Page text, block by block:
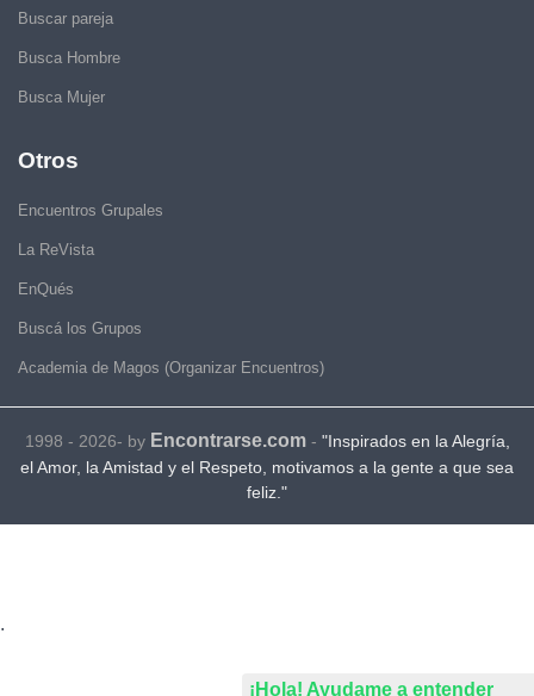
¡Hola! Ayudame a entender
Buscar pareja
Busca Hombre
Busca Mujer
Otros
Encuentros Grupales
La ReVista
EnQués
Buscá los Grupos
Academia de Magos (Organizar Encuentros)
1998 - 2026- by Encontrarse.com- "Inspirados en la Alegría,
el Amor, la Amistad y el Respeto, motivamos a la gente a que sea
feliz."
.